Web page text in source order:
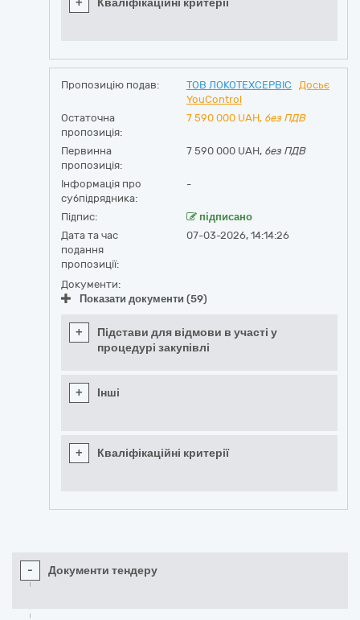
+ Кваліфікаційні критерії
Пропозицію подав: ТОВ ЛОКОТЕХСЕРВІС
Досьє
YouControl
Остаточна
пропозиція:
7 590 000 UAH, без ПДВ
Первинна
пропозиція:
7 590 000 UAH, без ПДВ
Інформація про
субпідрядника:
-
Підпис:
підписано
Дата та час
подання
пропозиції:
07-03-2026, 14:14:26
Документи:
Показати документи (59)
+
Підстави для відмови в участі у
процедурі закупівлі
+ Інші
+ Кваліфікаційні критерії
- Документи тендеру